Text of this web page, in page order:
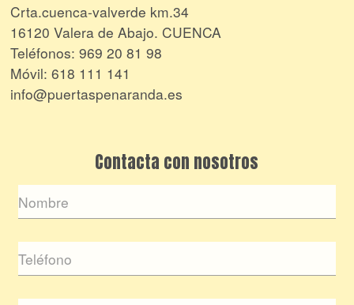
Crta.cuenca-valverde km.34
16120 Valera de Abajo. CUENCA
Teléfonos: 969 20 81 98
Móvil: 618 111 141
info@puertaspenaranda.es
Contacta con nosotros